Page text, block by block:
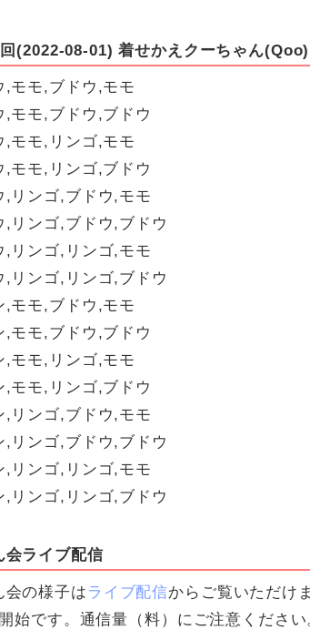
(2022-08-01) 着せかえクーちゃん(Qoo)
,モモ,ブドウ,モモ
,モモ,ブドウ,ブドウ
,モモ,リンゴ,モモ
,モモ,リンゴ,ブドウ
,リンゴ,ブドウ,モモ
,リンゴ,ブドウ,ブドウ
,リンゴ,リンゴ,モモ
,リンゴ,リンゴ,ブドウ
,モモ,ブドウ,モモ
,モモ,ブドウ,ブドウ
,モモ,リンゴ,モモ
,モモ,リンゴ,ブドウ
,リンゴ,ブドウ,モモ
,リンゴ,ブドウ,ブドウ
,リンゴ,リンゴ,モモ
,リンゴ,リンゴ,ブドウ
会ライブ配信
会の様子は ライブ配信からご覧いただけ
始です。通信量（料）にご注意ください